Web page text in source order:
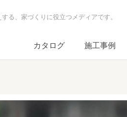
る、家づくりに役立つメディアです。
カタログ 施工事例